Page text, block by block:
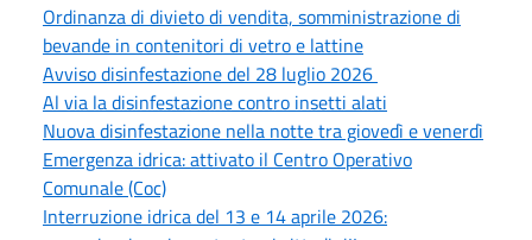
Ordinanza di divieto di vendita, somministrazione di
bevande in contenitori di vetro e lattine
Avviso disinfestazione del 28 luglio 2026
Al via la disinfestazione contro insetti alati
Nuova disinfestazione nella notte tra giovedì e venerdì
Emergenza idrica: attivato il Centro Operativo
Comunale (Coc)
Interruzione idrica del 13 e 14 aprile 2026: